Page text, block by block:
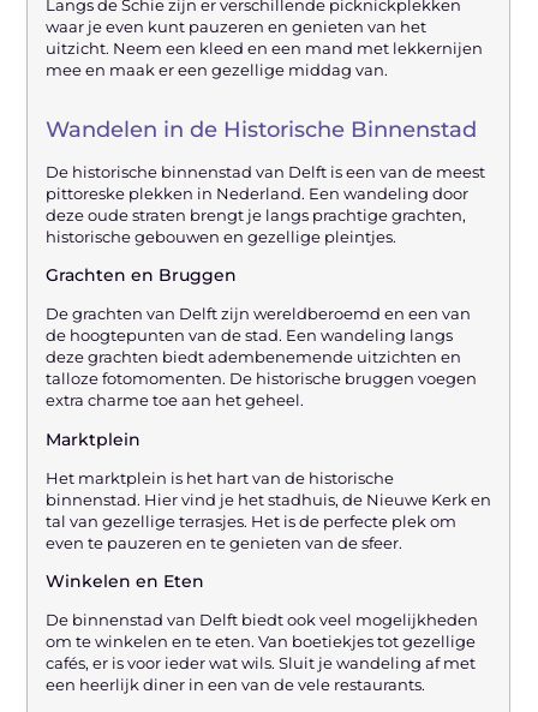
Langs de Schie zijn er verschillende picknickplekken
waar je even kunt pauzeren en genieten van het
uitzicht. Neem een kleed en een mand met lekkernijen
mee en maak er een gezellige middag van.
Wandelen in de Historische Binnenstad
De historische binnenstad van Delft is een van de meest
pittoreske plekken in Nederland. Een wandeling door
deze oude straten brengt je langs prachtige grachten,
historische gebouwen en gezellige pleintjes.
Grachten en Bruggen
De grachten van Delft zijn wereldberoemd en een van
de hoogtepunten van de stad. Een wandeling langs
deze grachten biedt adembenemende uitzichten en
talloze fotomomenten. De historische bruggen voegen
extra charme toe aan het geheel.
Marktplein
Het marktplein is het hart van de historische
binnenstad. Hier vind je het stadhuis, de Nieuwe Kerk en
tal van gezellige terrasjes. Het is de perfecte plek om
even te pauzeren en te genieten van de sfeer.
Winkelen en Eten
De binnenstad van Delft biedt ook veel mogelijkheden
om te winkelen en te eten. Van boetiekjes tot gezellige
cafés, er is voor ieder wat wils. Sluit je wandeling af met
een heerlijk diner in een van de vele restaurants.